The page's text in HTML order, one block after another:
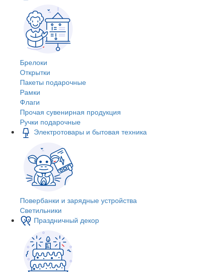
Брелоки
Открытки
Пакеты подарочные
Рамки
Флаги
Прочая сувенирная продукция
Ручки подарочные
Электротовары и бытовая техника
Повербанки и зарядные устройства
Светильники
Праздничный декор